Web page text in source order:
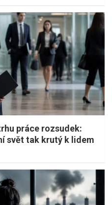
práce rozsudek:
svět tak krutý k lidem